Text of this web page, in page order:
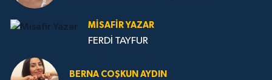
MISAFIR YAZAR
FERDİ TAYFUR
BERNA COŞKUN AYDIN